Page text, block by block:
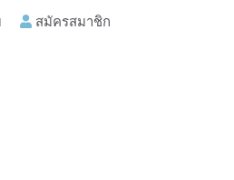
สมัครสมาชิก